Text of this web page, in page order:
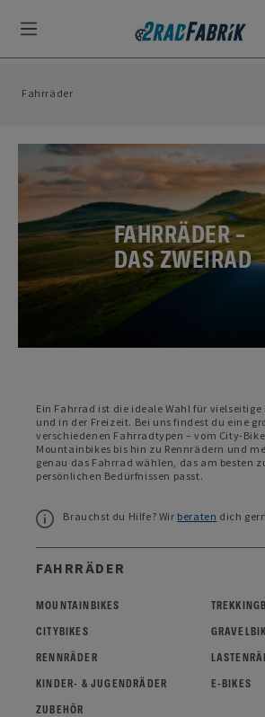
Fahrräder
FAHRRÄDER –
DAS ZWEIRAD
Ein Fahrrad ist die ideale Wahl für
und in der Freizeit. Bei uns findest du eine
verschiedenen Fahrradtypen – vom City-
Mountainbikes bis hin zu Rennrädern und
genau das Fahrrad wählen, das am besten
persönlichen Bedürfnissen passt.
Brauchst du Hilfe? Wir beraten dich
FAHRRÄDER
MOUNTAINBIKES
CITYBIKES
RENNRÄDER
KINDER- & JUGENDRÄDER
E-BIKES
ZUBEHÖR